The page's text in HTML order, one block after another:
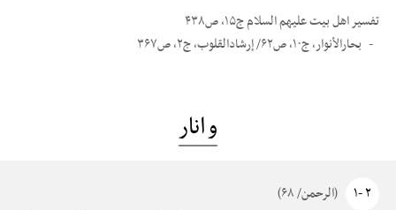
تفسیر اهل بیت علیهم السلام ج۱۵، ص۴۳۸
بحارالأنوار، ج۱۰، ص۶۲/ إرشادالقلوب، ج۲، ص۳۶۷
و انار
۲ -۱ (الرحمن/ ۶۸)